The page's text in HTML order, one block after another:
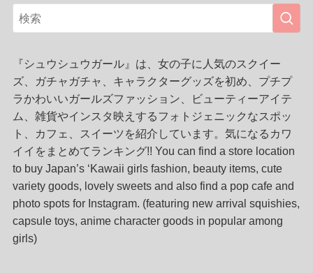
『シュウシュウガール』は、女の子に人気のスクイー
ズ、ガチャガチャ、キャラクターグッズを初め、プチプ
ラかわいいガールズファッション、ビューティーアイテ
ム、雑貨やインスタ映えするフォトジェニックなスポッ
ト、カフェ、スイーツを紹介しています。気になるカワ
イイをまとめてランキング!! You can find a store location
to buy Japan’s ‘Kawaii girls fashion, beauty items, cute
variety goods, lovely sweets and also find a pop cafe and
photo spots for Instagram. (featuring new arrival squishies,
capsule toys, anime character goods in popular among
girls)